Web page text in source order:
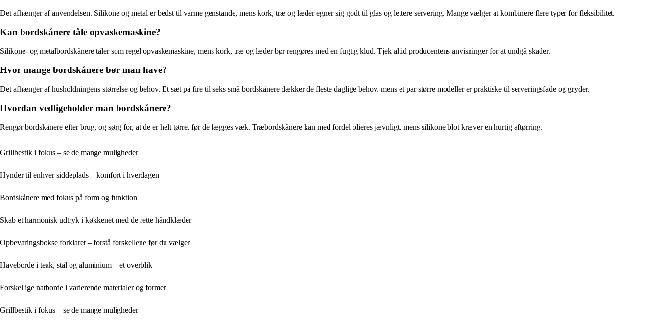
Det afhænger af anvendelsen. Silikone og metal er bedst til varme genstande, mens kork, træ og læder egner sig godt til glas og lettere servering. Mange vælger at kombinere flere typer for fleksibilitet.
Kan bordskånere tåle opvaskemaskine?
Silikone- og metalbordskånere tåler som regel opvaskemaskine, mens kork, træ og læder bør rengøres med en fugtig klud. Tjek altid producentens anvisninger for at undgå skader.
Hvor mange bordskånere bør man have?
Det afhænger af husholdningens størrelse og behov. Et sæt på fire til seks små bordskånere dækker de fleste daglige behov, mens et par større modeller er praktiske til serveringsfade og gryder.
Hvordan vedligeholder man bordskånere?
Rengør bordskånere efter brug, og sørg for, at de er helt tørre, før de lægges væk. Træbordskånere kan med fordel olieres jævnligt, mens silikone blot kræver en hurtig aftørring.
Grillbestik i fokus – se de mange muligheder
Hynder til enhver siddeplads – komfort i hverdagen
Bordskånere med fokus på form og funktion
Skab et harmonisk udtryk i køkkenet med de rette håndklæder
Opbevaringsbokse forklaret – forstå forskellene før du vælger
Haveborde i teak, stål og aluminium – et overblik
Forskellige natborde i varierende materialer og former
Grillbestik i fokus – se de mange muligheder